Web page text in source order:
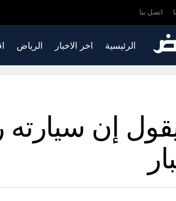
اتصل بنا
الرئيسية اخر الاخبار الرياض
إن